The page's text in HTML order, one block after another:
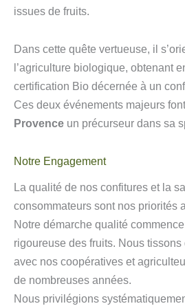
issues de fruits.
Dans cette quête vertueuse, il
l’agriculture biologique, obtenant
certification Bio décernée à un
Ces deux événements majeurs
Provence un précurseur dans sa
Notre Engagement
La qualité de nos confitures et la
consommateurs sont nos priorités
Notre démarche qualité
rigoureuse des fruits. Nous
avec nos coopératives et
de nombreuses années.
Nous privilégions